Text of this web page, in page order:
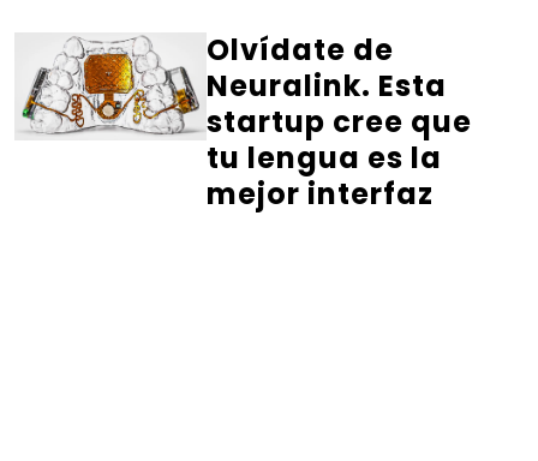
Olvídate de
Neuralink. Esta
startup cree que
tu lengua es la
mejor interfaz